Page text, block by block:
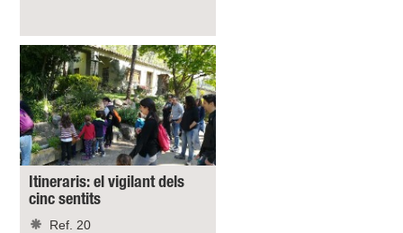
Itineraris: el vigilant dels
cinc sentits
Ref. 20